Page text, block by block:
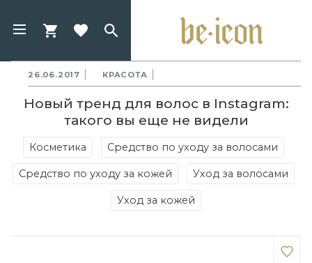
26.06.2017 КРАСОТА
Новый тренд для волос в Instagram:
такого вы еще не видели
Косметика Средство по уходу за волосами
Средство по уходу за кожей Уход за волосами
Уход за кожей